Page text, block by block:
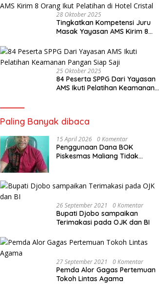
28 Oktober 2025
Tingkatkan Kompetensi Juru
Masak Yayasan AMS Kirim 8
Cristal
25 Oktober 2025
84 Peserta SPPG Dari Yayasan
AMS Ikuti Pelatihan Keamanan
Paling Banyak dibaca
15 April 2026 0 Komentar
Penggunaan Dana BOK
Piskesmas Maliang Tidak
26 September 2021 0 Komentar
Bupati Djobo sampaikan
Terimakasi pada OJK dan BI
27 September 2021 0 Komentar
Pemda Alor Gagas Pertemuan
Tokoh Lintas Agama